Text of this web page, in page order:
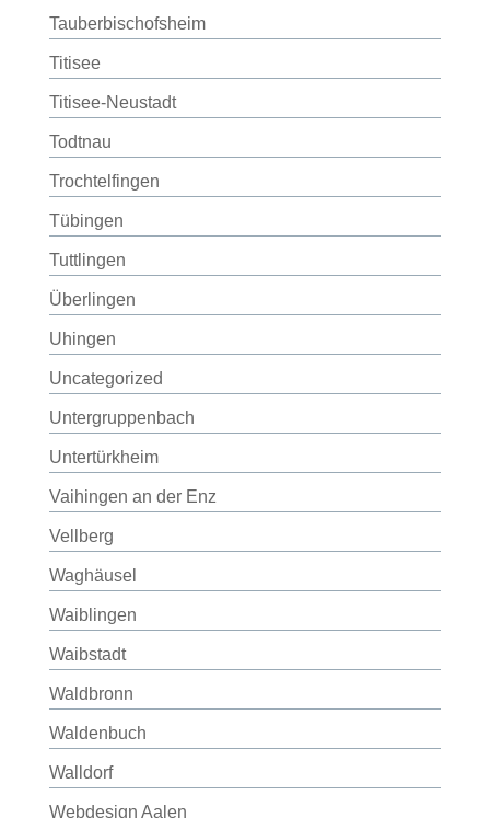
Tauberbischofsheim
Titisee
Titisee-Neustadt
Todtnau
Trochtelfingen
Tübingen
Tuttlingen
Überlingen
Uhingen
Uncategorized
Untergruppenbach
Untertürkheim
Vaihingen an der Enz
Vellberg
Waghäusel
Waiblingen
Waibstadt
Waldbronn
Waldenbuch
Walldorf
Webdesign Aalen